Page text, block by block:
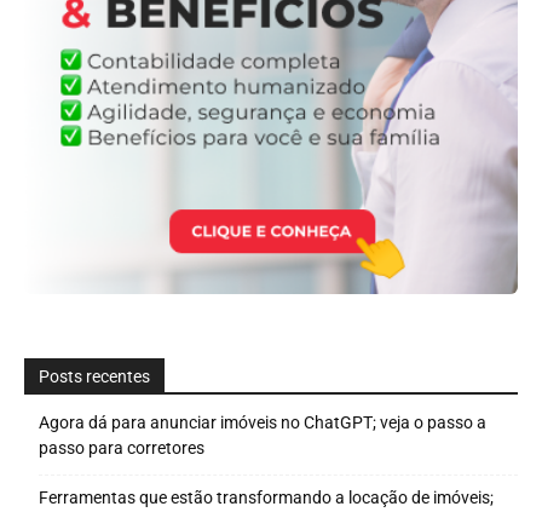
Posts recentes
Agora dá para anunciar imóveis no ChatGPT; veja o passo a
passo para corretores
Ferramentas que estão transformando a locação de imóveis;